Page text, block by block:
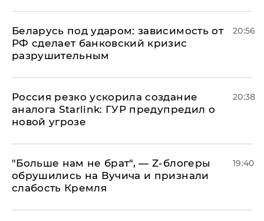
Беларусь под ударом: зависимость от
РФ сделает банковский кризис
разрушительным
20:56
​Россия резко ускорила создание
аналога Starlink: ГУР предупредил о
новой угрозе
20:38
​"Больше нам не брат", — Z-блогеры
обрушились на Вучича и признали
слабость Кремля
19:40